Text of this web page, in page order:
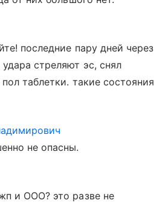
последние пару дней через
стреляют эс, снял
таблетки. такие состояния
не опасны.
и ООО? это разве не